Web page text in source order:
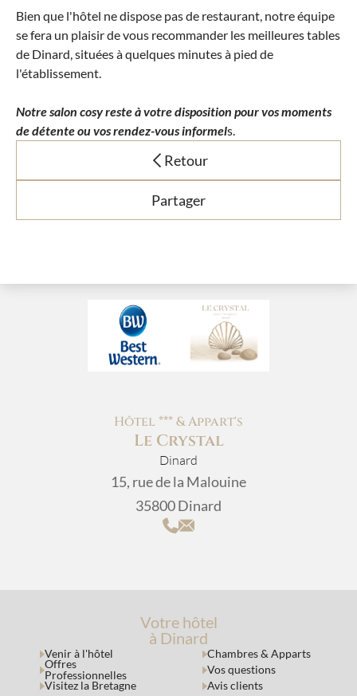
Bien que l'hôtel ne dispose pas de restaurant, notre équipe
se fera un plaisir de vous recommander les meilleures tables
de Dinard, situées à quelques minutes à pied de
l'établissement.
Notre salon cosy reste à votre disposition pour vos moments
de détente ou vos rendez-vous informels.
Retour
Partager
Hôtel *** & Appart's
Le Crystal
Dinard
15, rue de la Malouine
35800 Dinard
Votre hôtel
à Dinard
Venir à l'hôtel Chambres & Apparts
Offres
Professionnelles
Vos questions
Visitez la Bretagne
Avis clients